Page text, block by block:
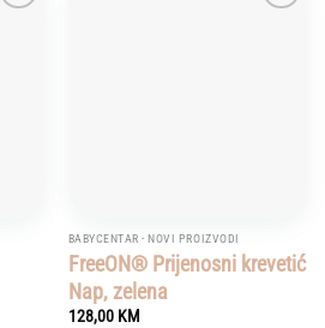
BABYCENTAR - NOVI PROIZVODI
FreeON® Prijenosni krevetić
Nap, zelena
128,00 KM